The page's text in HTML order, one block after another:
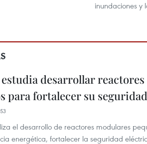
inundaciones y
desarrollar
para fortalecer su
el desarrollo de reactores modulares
energética, fortalecer la seguridad